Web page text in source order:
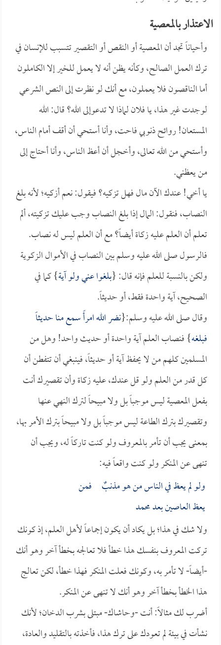
الاعتذار بالمعصية
وأحياناً تجد أن المعصية أو النقص أو التقصير تتسبب للإنسان في
ترك العمل الصالح، وكأنه يظن أنه لا يعمل للخير إلا الكاملون
أما الناقصون فلا يعملون، مع أنك لو نظرت إلى النص الشرعي
لوجدت غير هذا، يا فلان لماذا لا تدعوإلى الله؟ قال: الله
المستعان! روائح ذنوبي فاحت، وأنا أستحي أن أقف أمام الناس،
وأستحي من الله تعالى، وأخجل أن أعظ الناس، وأنا أحتاج إلى
من يعظني.
يا أخي! عندك الآن مال فهل تزكيه؟ فيقول: نعم أزكيه؛ لأنه بلغ
النصاب، فنقول: المال إذا بلغ النصاب وجب عليك تزكيته، ألم
تعلم أن العلم عليه زكاة أيضاً؟ مع أن العلم ليس له نصاب.
فالرسول صلى الله عليه وسلم بين النصاب في الأموال الزكوية
ولكن بالنسبة للعلم فإنه قال: {بلغوا عني ولو آية} كما في
الصحيح، آية واحدة فقط، أو حديثاً.
وقال صلى الله عليه وسلم:{نضر الله امرأً سمع منا حديثاً
فبلغه} فنصاب العلم آية واحدة أو حديث واحد! وهل من
المسلمين كلهم من لا يحفظ آية أو حديثاً، فينبغي أن تتفطن أن
كل قدر من العلم ولو قل عندك، عليه زكاة وأن تقصيرك أنت
بفعل المعصية ليس موجباً بل ولا مبيحاً لترك النهي عنها
وتقصيرك بترك الطاعة ليس موجباً بل ولا مبيحاً بترك الأمر بها،
بمعنى يجب أن تأمر بالمعروف ولو كنت تاركاً له، ويجب أن
تنهى عن المنكر ولو كنت واقعاً فيه:
ولو لم يعظ في الناس من هو مذنبٌ فمن
يعظ العاصين بعد محمد
ولا شك في هذا؛ بل يكاد أن يكون إجماعاً لأهل العلم، إذ كونك
تركت المعروف بنفسك هذا خطأ فلا تعالجه بخطأ آخر وهو أنك
-أيضاً- لا تأمر به، وكونك فعلت المنكر فهذا خطأ، لكن تعالج
هذا الخطأ بخطأ آخر وهو أنك لا تنهى عن المنكر.
أضرب لك مثالاً: أنت -وحاشاك- مبتلى بشرب الدخان؛ لأنك
نشأت في بيئة لم تعودك على ترك هذا، فأخذته بالتقليد والعادة،